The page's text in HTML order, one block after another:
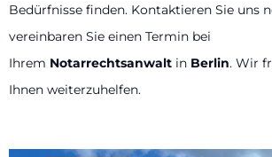
Bedürfnisse finden. Kontaktieren Sie uns
vereinbaren Sie einen Termin bei
Ihrem Notarrechtsanwalt in Berlin. Wir
Ihnen weiterzuhelfen.